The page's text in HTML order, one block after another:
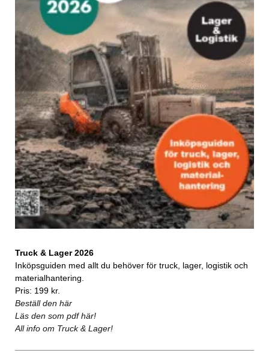
Truck & Lager 2026
Inköpsguiden med allt du behöver för truck, lager, logistik och
materialhantering.
Pris: 199 kr.
Beställ den här
Läs den som pdf här!
All info om Truck & Lager!